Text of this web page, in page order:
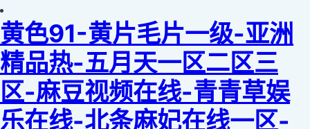
黄色91-黄片毛片一级-亚洲
精品热-五月天一区二区三
区-麻豆视频在线-青青草娱
乐在线-北条麻妃在线一区-